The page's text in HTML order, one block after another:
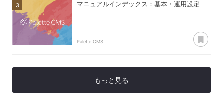
マニュアルインデックス：基本・運用設定
Palette CMS
もっと見る